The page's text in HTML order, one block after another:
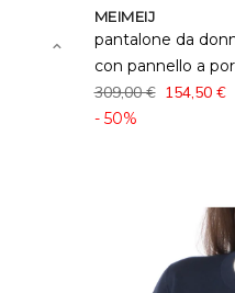
MEIMEIJ
pantalone da
con pannello a
309,00 € 154,50 €
- 50%